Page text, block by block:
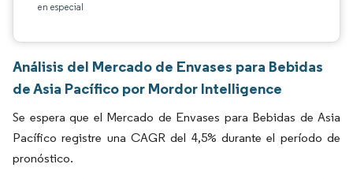
en especial
Análisis del Mercado de Envases para Bebidas
de Asia Pacífico por Mordor Intelligence
Se espera que el Mercado de Envases para Bebidas de Asia
Pacífico registre una CAGR del 4,5% durante el período de
pronóstico.